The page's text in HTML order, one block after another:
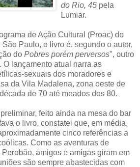
do Rio, 45 pela
Lumiar.
de Ação Cultural (Proac) do
Paulo, o livro é, segundo o autor,
do Pobres porém perversos", outro
O lançamento atual narra as
sexuais dos moradores e
da Vila Madalena, zona oeste de
de 70 até meados dos 80.
feito ainda na mesa do bar
o livro, constatei que, em média,
cinco referências a
Como as aventuras de
amigos e amigas giram em
são sempre abastecidas com